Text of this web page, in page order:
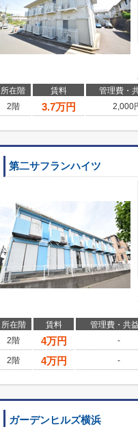
所在階 賃料 管理費・
2階
3.7万円 2,000
第二サフランハイツ
所在階 賃料 管理費・共
2階
4万円 -
2階
4万円 -
ガーデンヒルズ横浜